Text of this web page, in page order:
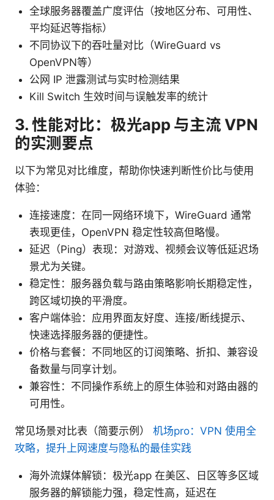
全球服务器覆盖广度评估（按地区分布、可用性、
平均延迟等指标）
不同协议下的吞吐量对比（WireGuard vs
OpenVPN等）
公网 IP 泄露测试与实时检测结果
Kill Switch 生效时间与误触发率的统计
3. 性能对比：极光app 与主流 VPN
的实测要点
以下为常见对比维度，帮助你快速判断性价比与使用
体验：
连接速度：在同一网络环境下，WireGuard 通常
表现更佳，OpenVPN 稳定性较高但略慢。
延迟（Ping）表现：对游戏、视频会议等低延迟场
景尤为关键。
稳定性：服务器负载与路由策略影响长期稳定性，
跨区域切换的平滑度。
客户端体验：应用界面友好度、连接/断线提示、
快速选择服务器的便捷性。
价格与套餐：不同地区的订阅策略、折扣、兼容设
备数量与同享计划。
兼容性：不同操作系统上的原生体验和对路由器的
可用性。
常见场景对比表（简要示例） 机场pro：VPN 使用全
攻略，提升上网速度与隐私的最佳实践
海外流媒体解锁：极光app 在美区、日区等多区域
服务器的解锁能力强，稳定性高，延迟在